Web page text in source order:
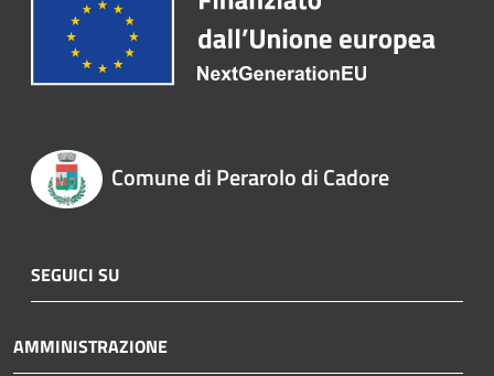
Comune di Perarolo di Cadore
SEGUICI SU
AMMINISTRAZIONE